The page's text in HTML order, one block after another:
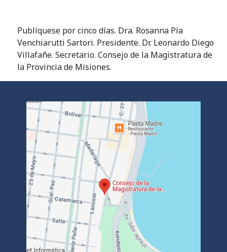
Publíquese por cinco días. Dra. Rosanna Pía
Venchiarutti Sartori. Presidente. Dr. Leonardo Diego
Villafañe. Secretario. Consejo de la Magistratura de
la Provincia de Misiones.